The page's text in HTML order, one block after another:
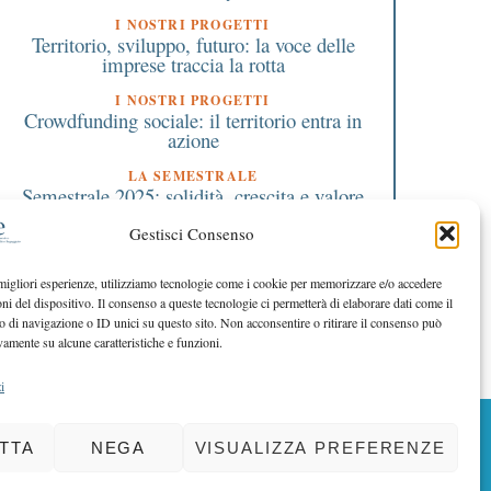
Gestisci Consenso
esperienze, utilizziamo tecnologie come i cookie per memorizzare e/o accedere
del dispositivo. Il consenso a queste tecnologie ci permetterà di elaborare dati come il
di navigazione o ID unici su questo sito. Non acconsentire o ritirare il consenso può
su alcune caratteristiche e funzioni.
NEGA VISUALIZZA PREFERENZE
I NOSTRI PROGETTI
Territorio, sviluppo, futuro: la voce delle
imprese traccia la rotta
I NOSTRI PROGETTI
Crowdfunding sociale: il territorio entra in
azione
LA SEMESTRALE
Semestrale 2025: solidità, crescita e valore
EDITORIALE PRESIDENTE
Il mutuo soccorso che diventa futuro
BACK TO TOP